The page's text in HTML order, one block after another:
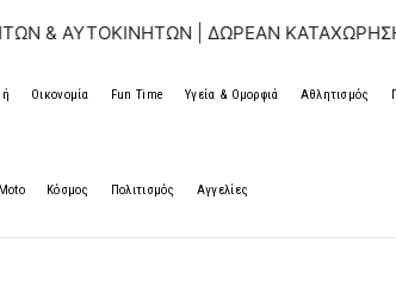
| ΔΩΡΕΑΝ ΚΑΤΑΧΩΡΗΣΗ
Οικονομία Fun Time Υγεία & Ομορφιά Αθλητισμός
Κόσμος Πολιτισμός Αγγελίες